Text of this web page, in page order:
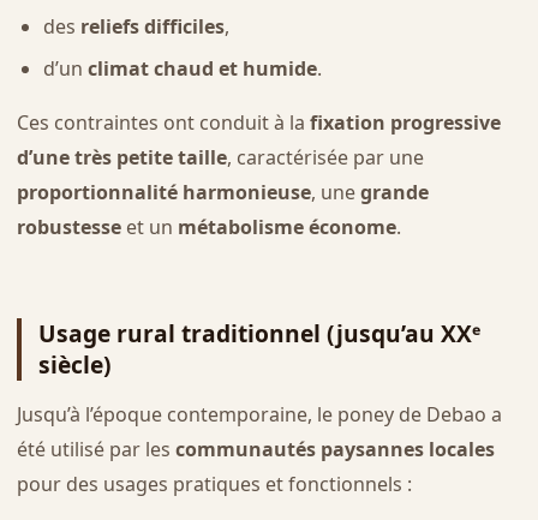
des reliefs difficiles,
d’un climat chaud et humide.
Ces contraintes ont conduit à la fixation progressive
d’une très petite taille, caractérisée par une
proportionnalité harmonieuse, unegrande
robustesseet un métabolisme économe.
Usage rural traditionnel (jusqu’au XXᵉ
siècle)
Jusqu’à l’époque contemporaine, le poney de Debao a
été utilisé par les communautés paysannes locales
pour des usages pratiques et fonctionnels :